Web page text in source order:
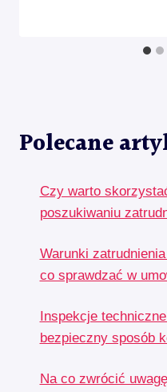
Polecane
Czy warto
poszukiwaniu
Warunki
co sprawdzać w
Inspekcje
bezpieczny sposób
Na co zwrócić